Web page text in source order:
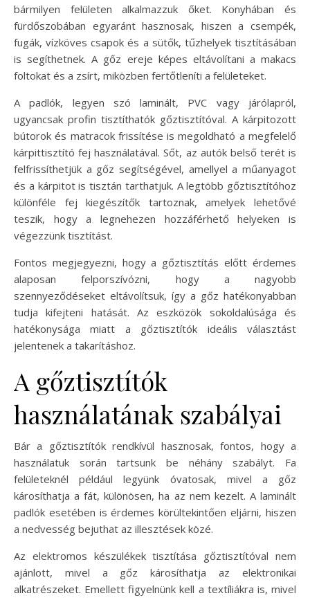
bármilyen felületen alkalmazzuk őket. Konyhában és
fürdőszobában egyaránt hasznosak, hiszen a csempék,
fugák, vízköves csapok és a sütők, tűzhelyek tisztításában
is segíthetnek. A gőz ereje képes eltávolítani a makacs
foltokat és a zsírt, miközben fertőtleníti a felületeket.
A padlók, legyen szó laminált, PVC vagy járólapról,
ugyancsak profin tisztíthatók gőztisztítóval. A kárpitozott
bútorok és matracok frissítése is megoldható a megfelelő
kárpittisztító fej használatával. Sőt, az autók belső terét is
felfrissíthetjük a gőz segítségével, amellyel a műanyagot
és a kárpitot is tisztán tarthatjuk. A legtöbb gőztisztítóhoz
különféle fej kiegészítők tartoznak, amelyek lehetővé
teszik, hogy a legnehezen hozzáférhető helyeken is
végezzünk tisztítást.
Fontos megjegyezni, hogy a gőztisztítás előtt érdemes
alaposan felporszívózni, hogy a nagyobb
szennyeződéseket eltávolítsuk, így a gőz hatékonyabban
tudja kifejteni hatását. Az eszközök sokoldalúsága és
hatékonysága miatt a gőztisztítók ideális választást
jelentenek a takarításhoz.
A gőztisztítók
használatának szabályai
Bár a gőztisztítók rendkívül hasznosak, fontos, hogy a
használatuk során tartsunk be néhány szabályt. Fa
felületeknél például legyünk óvatosak, mivel a gőz
károsíthatja a fát, különösen, ha az nem kezelt. A laminált
padlók esetében is érdemes körültekintően eljárni, hiszen
a nedvesség bejuthat az illesztések közé.
Az elektromos készülékek tisztítása gőztisztítóval nem
ajánlott, mivel a gőz károsíthatja az elektronikai
alkatrészeket. Emellett figyelnünk kell a textíliákra is, mivel